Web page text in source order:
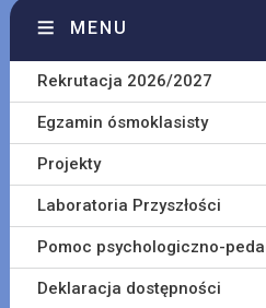
MENU
Rekrutacja 2026/2027
Egzamin ósmoklasisty
Projekty
Laboratoria Przyszłości
Pomoc psychologiczno-
Deklaracja dostępności